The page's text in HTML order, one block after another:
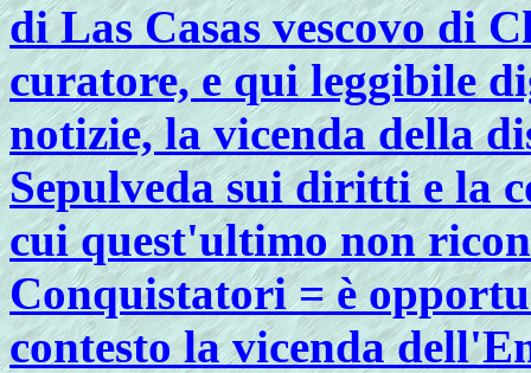
di Las Casas vescovo di
curatore, e qui leggibile
notizie, la vicenda della
Sepulveda sui diritti e la
cui quest'ultimo non
Conquistatori = è
contesto la vicenda